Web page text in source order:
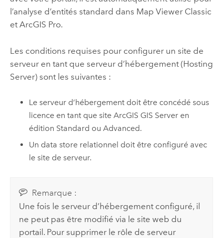
l’analyse d’entités standard dans Map Viewer Classic
et ArcGIS Pro.
Les conditions requises pour configurer un site de
serveur en tant que serveur d’hébergement (Hosting
Server) sont les suivantes :
Le serveur d’hébergement doit être concédé sous
licence en tant que siteArcGIS GIS Server en
édition Standard ou Advanced.
Un data store relationnel doit être configuré avec
le site de serveur.
Remarque :
Une fois le serveur d’hébergement configuré, il
ne peut pas être modifié via le site web du
portail. Pour supprimer le rôle de serveur